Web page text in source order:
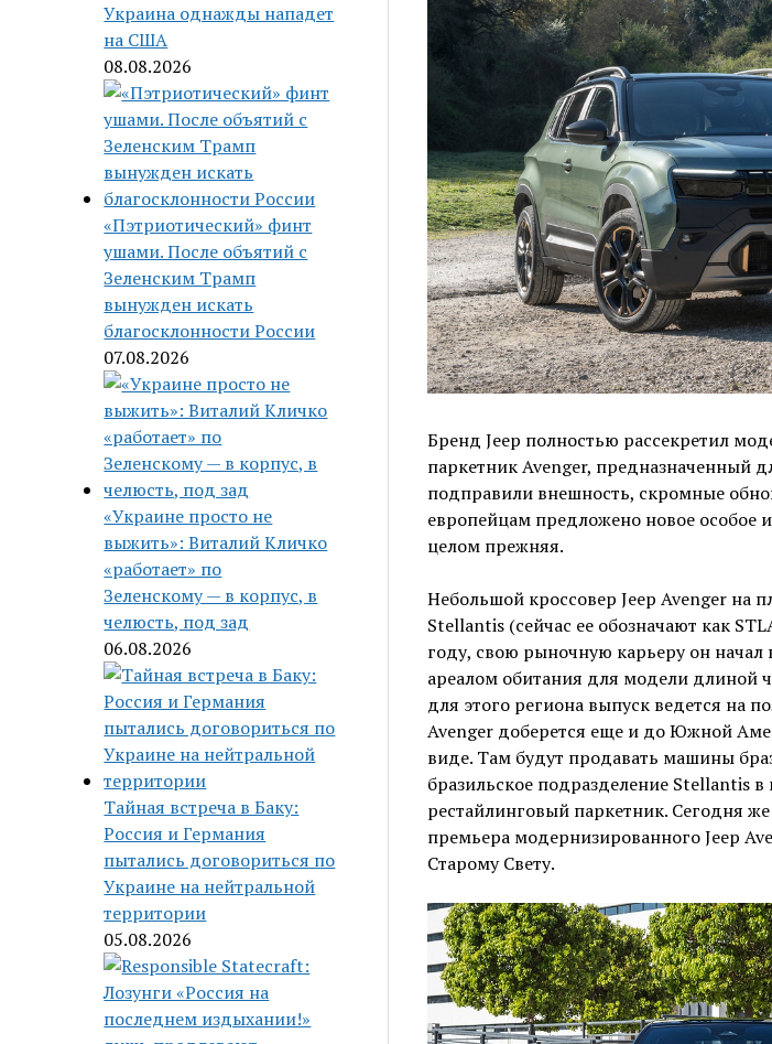
Украина однажды нападет
на США
08.08.2026
«Пэтриотический» финт
ушами. После объятий с
Зеленским Трамп
вынужден искать
благосклонности России
07.08.2026
«Украине просто не
выжить»: Виталий Кличко
«работает» по
Зеленскому — в корпус, в
челюсть, под зад
06.08.2026
Тайная встреча в Баку:
Россия и Германия
пытались договориться по
Украине на нейтральной
территории
05.08.2026
Бренд Jeep полностью рассекретил
паркетник Avenger, предназначенный
подправили внешность, скромные
европейцам предложено новое особое
целом прежняя.
Небольшой кроссовер Jeep Avenger на
Stellantis (сейчас ее обозначают как
году, свою рыночную карьеру он
ареалом обитания для модели длиной
для этого региона выпуск ведется на
Avenger доберется еще и до Южной
виде. Там будут продавать машины
бразильское подразделение Stellantis
рестайлинговый паркетник. Сегодня
премьера модернизированного Jeep
Старому Свету.